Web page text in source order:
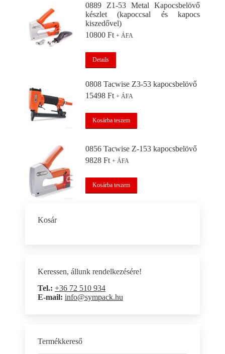
0889 Z1-53 Metal Kapocsbelövő
készlet (kapoccsal és kapocs
kiszedővel)
10800 Ft + ÁFA
Details
0808 Tacwise Z3-53 kapocsbelövő
15498 Ft + ÁFA
Kosárba teszem
0856 Tacwise Z-153 kapocsbelövő
9828 Ft + ÁFA
Kosárba teszem
Kosár
Keressen, állunk rendelkezésére!
Tel.: +36 72 510 934
E-mail: info@sympack.hu
Termékkereső